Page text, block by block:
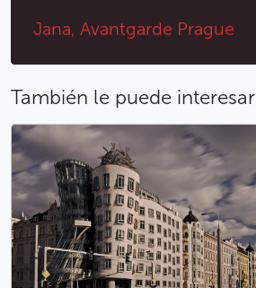
Jana, Avantgarde Prague
También le puede interesar